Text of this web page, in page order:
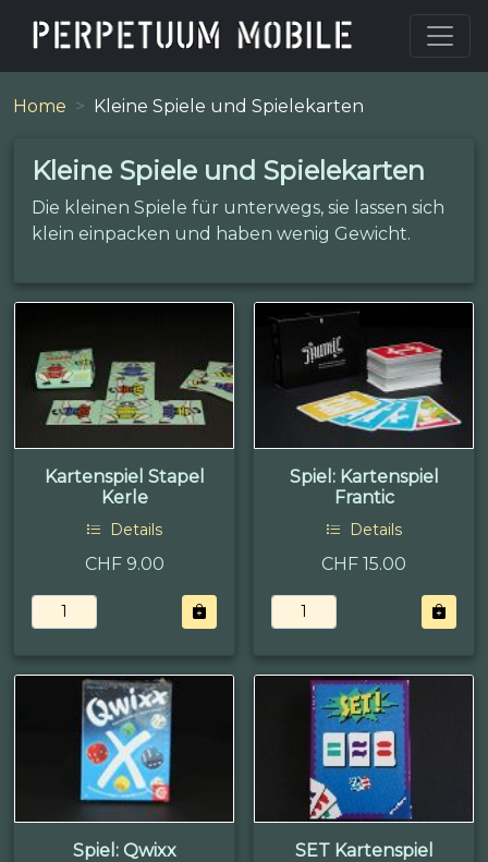
Home Kleine Spiele und Spielekarten
Kleine Spiele und Spielekarten
Die kleinen Spiele für unterwegs, sie lassen sich
klein einpacken und haben wenig Gewicht.
Kartenspiel Stapel
Kerle
Details
CHF 9.00
Spiel: Kartenspiel
Frantic
Details
CHF 15.00
Spiel: Qwixx SET Kartenspiel